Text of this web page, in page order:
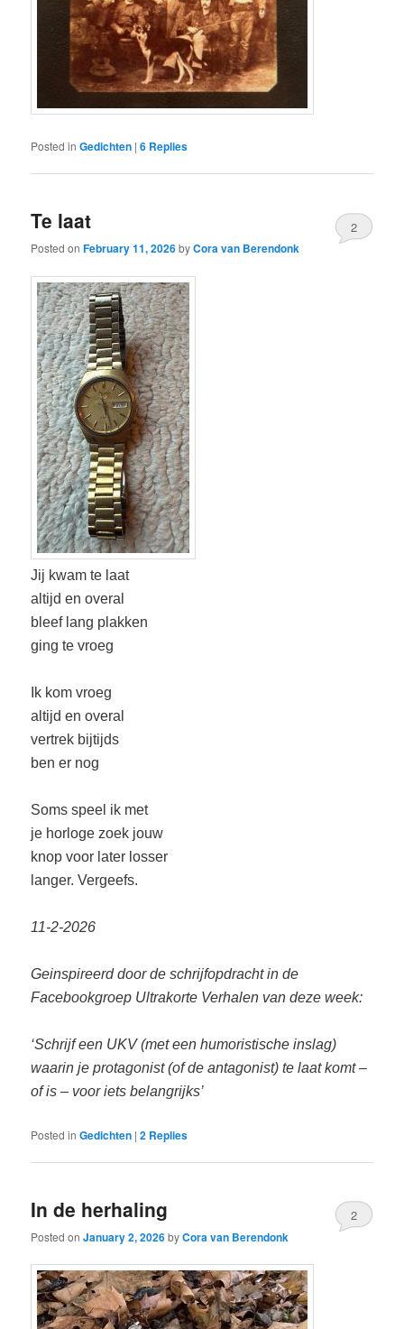
Posted in Gedichten |6 Replies
Te laat
Posted onFebruary 11, 2026byCora van Berendonk
2
Jij kwam te laat
altijd en overal
bleef lang plakken
ging te vroeg
Ik kom vroeg
altijd en overal
vertrek bijtijds
ben er nog
Soms speel ik met
je horloge zoek jouw
knop voor later losser
langer. Vergeefs.
11-2-2026
Geinspireerd door de schrijfopdracht in de
Facebookgroep Ultrakorte Verhalen van deze week:
‘Schrijf een UKV (met een humoristische inslag)
waarin je protagonist (of de antagonist) te laat komt –
of is – voor iets belangrijks’
Posted in Gedichten |2 Replies
In de herhaling
Posted onJanuary 2, 2026byCora van Berendonk
2